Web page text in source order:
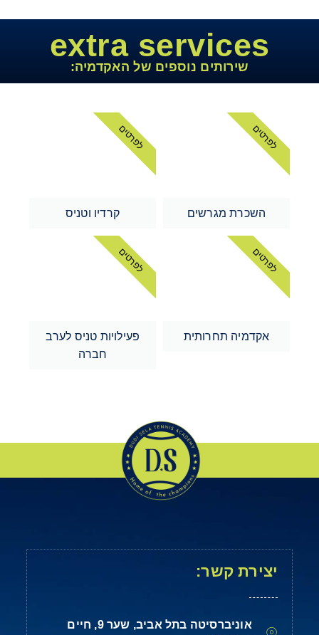
extra services
שירותים נוספים של האקדמיה:
השכרת מגרשים
לפרטים
קרדיו וטניס
לפרטים
אקדמיה תחרותית
לפרטים
פעילויות טניס לערב
חברה
לפרטים
יצירת קשר:
אוניברסיטה בתל אביב, שער 9, חיים